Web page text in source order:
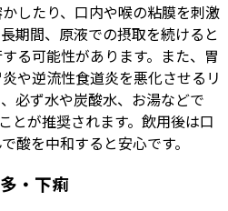
したり、口内や喉の粘膜を刺激
期間、原液での摂取を続けると
る可能性があります。また、胃
や逆流性食道炎を悪化させるリ
必ず水や炭酸水、お湯などで
とが推奨されます。飲用後は口
酸を中和すると安心です。
・下痢